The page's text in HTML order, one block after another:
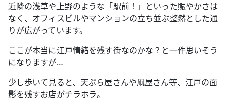
近隣の浅草や上野のような「駅前！」といった賑やかさは
なく、オフィスビルやマンションの立ち並ぶ整然とした通
りが広がっています。
ここが本当に江戸情緒を残す街なのかな？と一件思いそう
になりますが…
少し歩いて見ると、天ぷら屋さんや凧屋さん等、江戸の面
影を残すお店がチラホラ。